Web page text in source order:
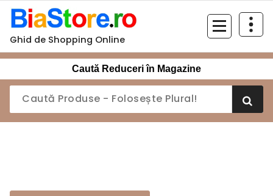
Sari
conținut
Ghid de Shopping Online
Caută Reduceri în Magazine